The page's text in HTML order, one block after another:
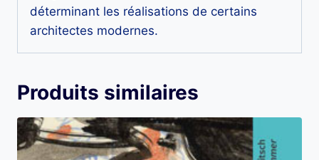
déterminant les réalisations de certains
architectes modernes.
Produits similaires